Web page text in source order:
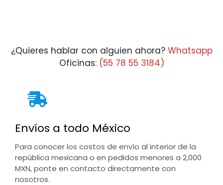
¿Quieres hablar con alguien ahora? Whatsapp
Oficinas: (55 78 55 3184)
Envíos a todo México
Para conocer los costos de envío al interior de la
república mexicana o en pedidos menores a 2,000
MXN, ponte en contacto directamente con
nosotros.